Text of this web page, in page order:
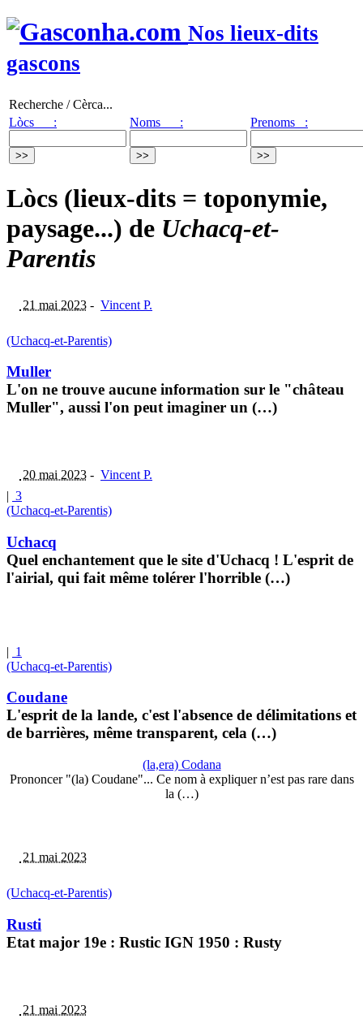
Nos lieux-dits
gascons
Recherche / Cèrca...
Lòcs :
Noms : Prenoms :
Lòcs (lieux-dits = toponymie,
paysage...) de Uchacq-et-
Parentis
21 mai 2023 - Vincent P.
(Uchacq-et-Parentis)
Muller
L'on ne trouve aucune information sur le "château
Muller", aussi l'on peut imaginer un (…)
20 mai 2023 - Vincent P.
| 3
(Uchacq-et-Parentis)
Uchacq
Quel enchantement que le site d'Uchacq ! L'esprit de
l'airial, qui fait même tolérer l'horrible (…)
| 1
(Uchacq-et-Parentis)
Coudane
L'esprit de la lande, c'est l'absence de délimitations et
de barrières, même transparent, cela (…)
(la,era) Codana
Prononcer "(la) Coudane"... Ce nom à expliquer n’est pas rare dans
la (…)
21 mai 2023
(Uchacq-et-Parentis)
Rusti
Etat major 19e : Rustic IGN 1950 : Rusty
21 mai 2023